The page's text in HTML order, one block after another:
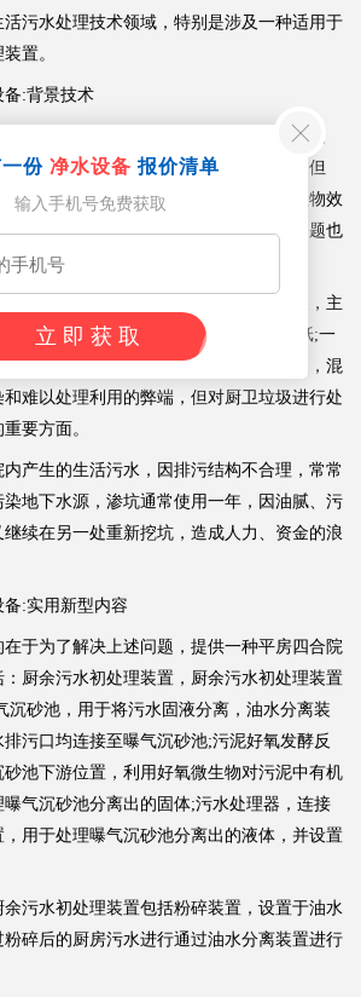
水处理技术领域，特别是涉及一种适用于
置。
:背景技术
市化的发展，城市污水的数量在不断增
水站的建设和城市污水处理厂的建设，但
依旧严重，污水处理设计建设缓慢，植物效
来了污泥处理问题，垃圾带来的社会问题也
活垃圾主要有三类：一类是厨房垃圾，主
果皮;一类是卫生间的垃圾，主要是手纸;一
目前大家将以上三类生活垃圾直接混装，混
难以处理利用的弊端，但对厨卫垃圾进行处
要方面。
生的生活污水，因排污结构不合理，常常
地下水源，渗坑通常使用一年，因油腻、污
续在另一处重新挖坑，造成人力、资金的浪
:实用新型内容
为了解决上述问题，提供一种平房四合院
厨余污水初处理装置，厨余污水初处理装置
沉砂池，用于将污水固液分离，油水分离装
污口均连接至曝气沉砂池;污泥好氧发酵反
池下游位置，利用好氧微生物对污泥中有机
气沉砂池分离出的固体;污水处理器，连接
用于处理曝气沉砂池分离出的液体，并设置
水初处理装置包括粉碎装置，设置于油水
碎后的厨房污水进行通过油水分离装置进行
份 净水设备 报价清单
输入手机号免费获取
立即获取